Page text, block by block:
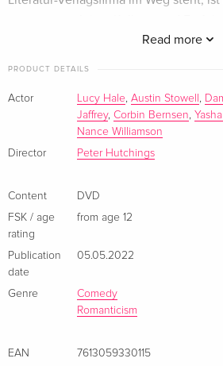
Standard edition
Read more
Deal, dass derjenige von ihnen
nicht bekommt. Schon bald aber
fragen, ob die unerbittliche
nicht nur ein Spiel ist, als beide
nächste Karrierestufe zu erreichen
Gefühle dahinter?
PRODUCT DETAILS
Actor Lucy Hale Austin Stowell
Jaffrey, Corbin Bernsen
Nance Williamson
Director
Peter Hutchings
Content
DVD
FSK / age
rating
from age 12
Publication
date
05.05.2022
Genre
Comedy
Romanticism
EAN
7613059330115